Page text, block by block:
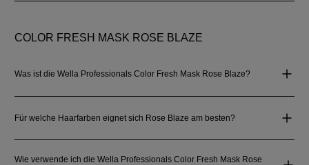
COLOR FRESH MASK ROSE BLAZE
Was ist die Wella Professionals Color Fresh Mask Rose Blaze?
Für welche Haarfarben eignet sich Rose Blaze am besten?
Wie verwende ich die Wella Professionals Color Fresh Mask Rose